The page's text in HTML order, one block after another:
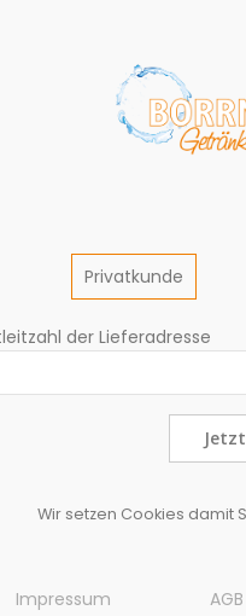
Aromatik eines
Privatkunde
der Lieferadresse
Wir setzen Cookies damit
Impressum AGB